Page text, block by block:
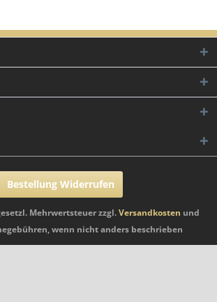
Bestellung Widerrufen
Mehrwertsteuer zzgl.Versandkosten und
wenn nicht anders beschrieben